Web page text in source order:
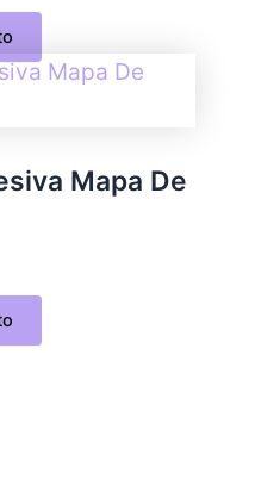
Mapa De